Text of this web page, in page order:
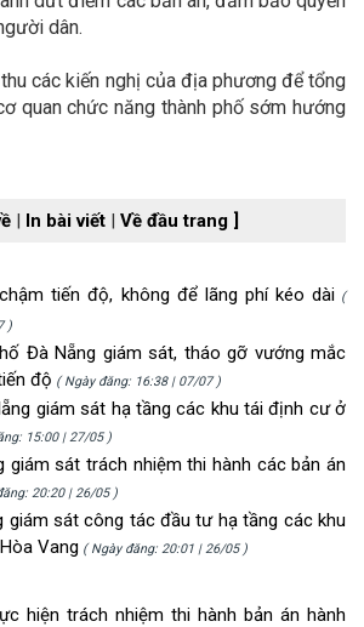
dân.
các kiến nghị của địa phương để tổng
quan chức năng thành phố sớm hướng
| In bài viết | Về đầu trang ]
tiến độ, không để lãng phí kéo dài(
)
Đà Nẵng giám sát, tháo gỡ vướng mắc
độ ( Ngày đăng: 16:38 | 07/07 )
giám sát hạ tầng các khu tái định cư ở
15:00 | 27/05 )
giám sát trách nhiệm thi hành các bản án
20:20 | 26/05 )
giám sát công tác đầu tư hạ tầng các khu
Vang ( Ngày đăng: 20:01 | 26/05 )
hiện trách nhiệm thi hành bản án hành